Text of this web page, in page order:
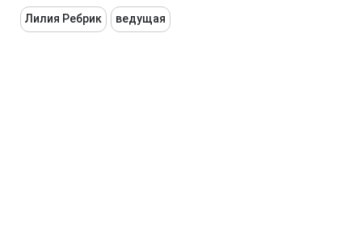
Лилия Ребрик ведущая